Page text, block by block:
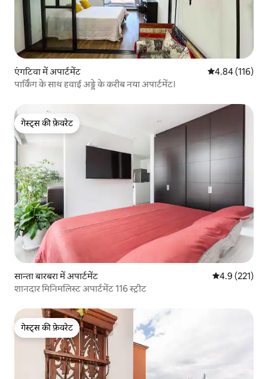
एंगटिवा में अपार्टमेंट औसत रेटिंग 5 में से
4.84 (116)
पार्किंग के साथ हवाई अड्डे के करीब नया अपार्टमेंट।
गेस्ट्स की फ़ेवरेट
गेस्ट्स की फ़ेवरेट
सान्ता बारबरा में अपार्टमेंट औसत रेटिंग 5 में
4.9 (221)
शानदार मिनिमलिस्ट अपार्टमेंट 116 स्ट्रीट
गेस्ट्स की फ़ेवरेट
गेस्ट्स की फ़ेवरेट